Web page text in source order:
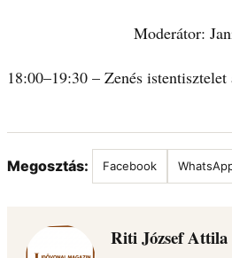
Moderátor:
18:00–19:30 – Zenés
Megosztás: Facebook
Riti József Attila